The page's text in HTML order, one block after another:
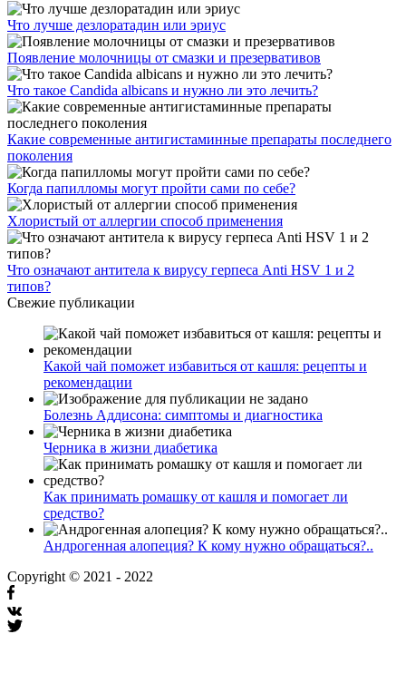
Что лучше дезлоратадин или эриус
Появление молочницы от смазки и презервативов
Что такое Candida albicans и нужно ли это лечить?
Какие современные антигистаминные препараты последнего
поколения
Когда папилломы могут пройти сами по себе?
Хлористый от аллергии способ применения
Что означают антитела к вирусу герпеса Anti HSV 1 и 2
типов?
Свежие публикации
Какой чай поможет избавиться от кашля: рецепты и
рекомендации
Болезнь Аддисона: симптомы и диагностика
Черника в жизни диабетика
Как принимать ромашку от кашля и помогает ли
средство?
Андрогенная алопеция? К кому нужно обращаться?..
Copyright © 2021 - 2022